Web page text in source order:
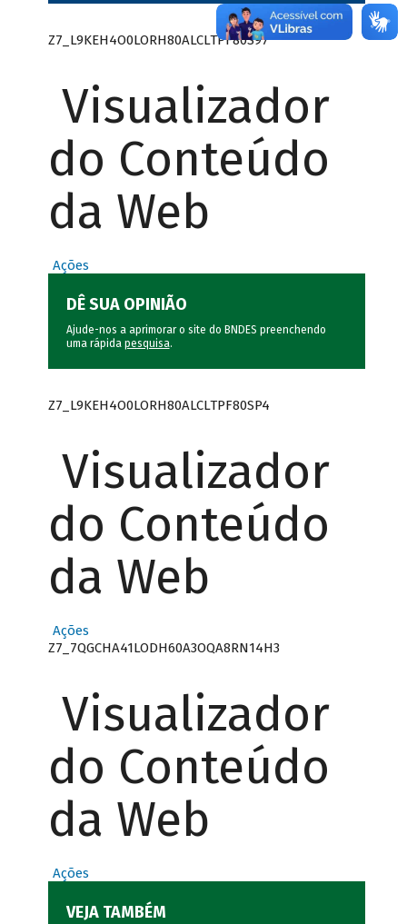
Z7_L9KEH4O0LORH80ALCLTPF80S97
Visualizador
do Conteúdo
da Web
Ações
DÊ SUA OPINIÃO
Ajude-nos a aprimorar o site do BNDES preenchendo
uma rápida pesquisa.
Z7_L9KEH4O0LORH80ALCLTPF80SP4
Visualizador
do Conteúdo
da Web
Ações
Z7_7QGCHA41LODH60A3OQA8RN14H3
Visualizador
do Conteúdo
da Web
Ações
VEJA TAMBÉM